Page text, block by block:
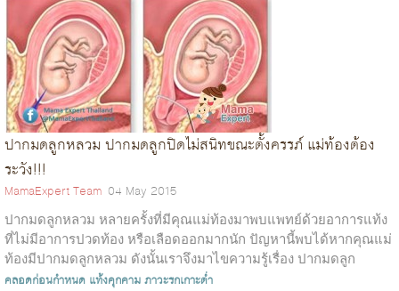
ปากมดลูกหลวม ปากมดลูกปิดไม่สนิทขณะตั้งครรภ์ แม่ท้องต้อง
ระวัง!!!
MamaExpert Team 04 May 2015
ปากมดลูกหลวม หลายครั้งที่มีคุณแม่ท้องมาพบแพทย์ด้วยอาการแท้ง
ที่ไม่มีอาการปวดท้อง หรือเลือดออกมากนัก ปัญหานี้พบได้หากคุณแม่
ท้องมีปากมดลูกหลวม ดังนั้นเราจึงมาไขความรู้เรื่อง ปากมดลูก
หลวม ปากม...
คลอดก่อนกำหนด แท้งคุกคามภาวะรกเกาะต่ำ